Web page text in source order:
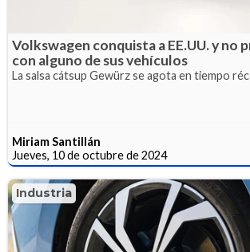
Volkswagen conquista a EE.UU. y no
con alguno de sus vehículos
La salsa cátsup Gewürz se agota en tiempo
Miriam Santillán
Jueves, 10 de octubre de 2024
Industria